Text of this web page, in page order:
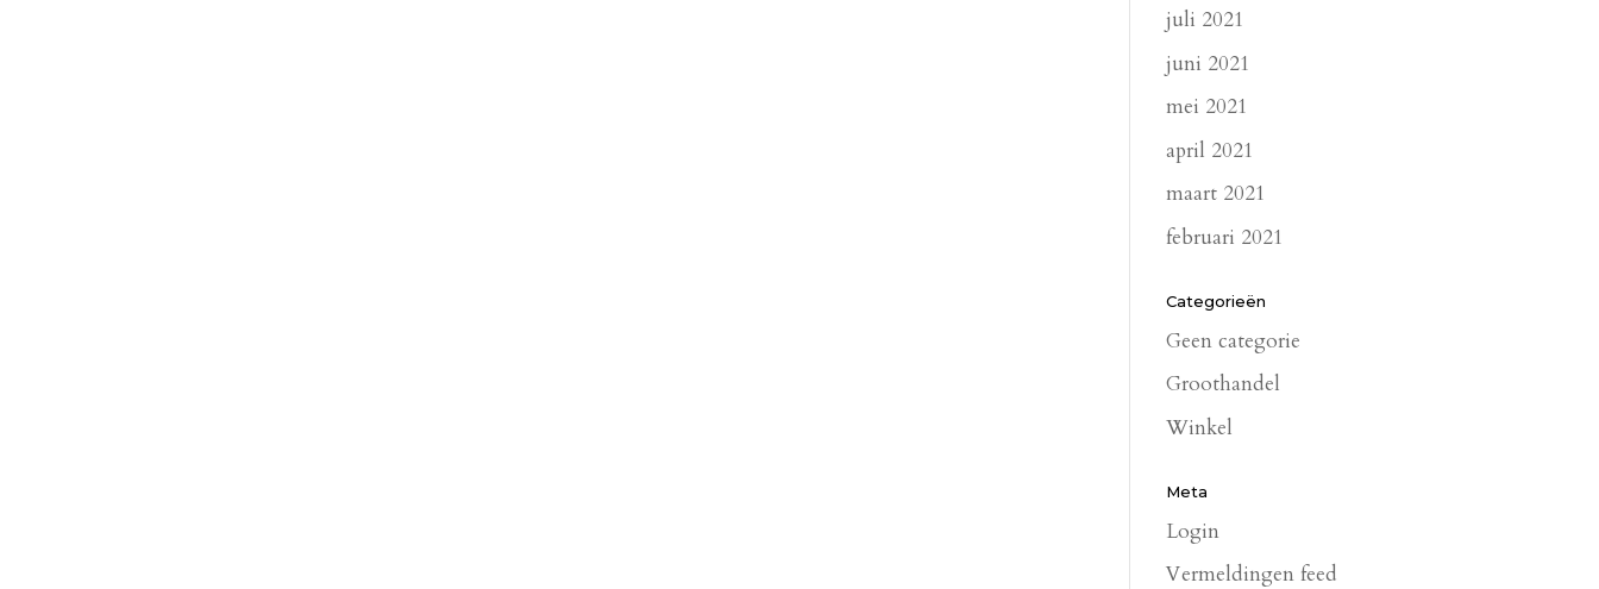
juli 2021
juni 2021
mei 2021
april 2021
maart 2021
februari 2021
Categorieën
Geen categorie
Groothandel
Winkel
Meta
Login
Vermeldingen feed